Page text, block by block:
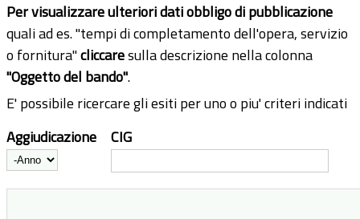
Per visualizzare ulteriori dati obbligo di pubblicazione
quali ad es. "tempi di completamento dell'opera, servizio
o fornitura"cliccaresulla descrizione nella colonna
"Oggetto del bando".
E' possibile ricercare gli esiti per uno o piu' criteri indicati
Aggiudicazione
Anno
CIG